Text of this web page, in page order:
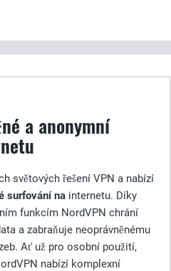
a anonymní
světových řešení VPN a nabízí
surfování na internetu. Díky
funkcím NordVPN chrání
a zabraňuje neoprávněnému
Ať už pro osobní použití,
nabízí komplexní